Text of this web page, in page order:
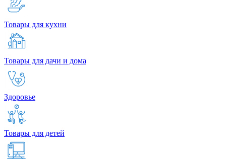
Товары для кухни
Товары для дачи и дома
Здоровье
Товары для детей